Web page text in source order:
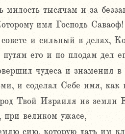
милость тысячам и за
имя Господь Саваоф!
и сильный в делах,
его и по плодам дел
чудеса и знамения в
и соделал Себе имя, как
Твой Израиля из земли
при великом ужасе,
сию, которую дать им